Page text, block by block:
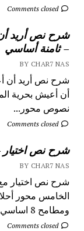
Comments closed
شرح نص أريد
– ثامنة أساسي
BY CHAR7 NAS
شرح نص أريد أن
نصوص محور...
Comments closed
شرح نص اختيار
BY CHAR7 NAS
الخامس محور
ومطامح 8 اساسي - تحضير...
Comments closed